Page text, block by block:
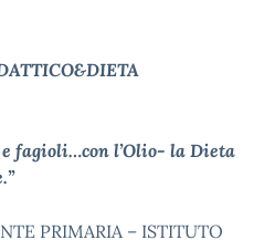
e fagioli…con l’Olio- la Dieta
PRIMARIA – ISTITUTO